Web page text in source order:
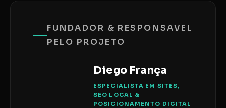
FUNDADOR & RESPONSAVEL
PELO PROJETO
Diego França
ESPECIALISTA EM SITES,
SEO LOCAL &
POSICIONAMENTO DIGITAL